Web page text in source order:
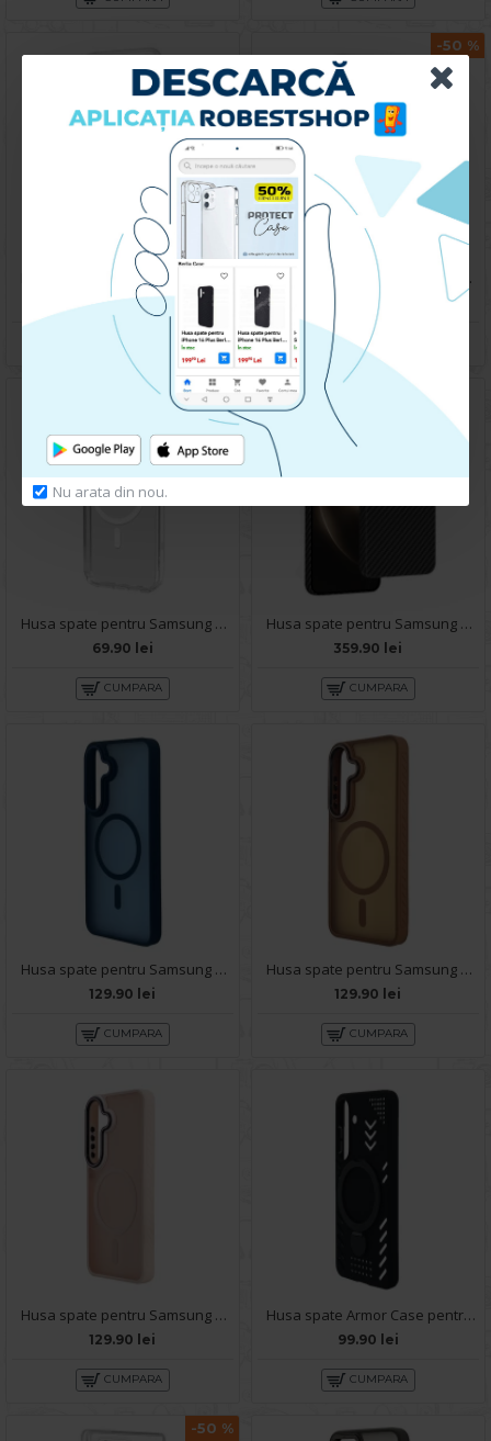
Nu arata din nou.
Husa spate pentru Samsung Galaxy S25 - Clear Case
49.90 lei
CUMPARA
-50 %
Husa spate pentru Samsung Galaxy S25 - Space Case
99.90 lei
CUMPARA
Husa spate pentru Samsung Galaxy S25 - Clear Magsafe
69.90 lei
CUMPARA
Husa spate pentru Samsung Galaxy S25 Keephone Kevilar Magsafe - Negru
359.90 lei
CUMPARA
Husa spate pentru Samsung Galaxy S25 Matte Case Magsafe - Semitransparent/Albastru
129.90 lei
CUMPARA
Husa spate pentru Samsung Galaxy S25 Matte Case Magsafe - Semitransparent/Auriu
129.90 lei
CUMPARA
Husa spate pentru Samsung Galaxy S25 Matte Case Magsafe - Semitransparent/Roz
129.90 lei
CUMPARA
Husa spate Armor Case pentru Samsung Galaxy S25 - Negru
99.90 lei
CUMPARA
-50 %